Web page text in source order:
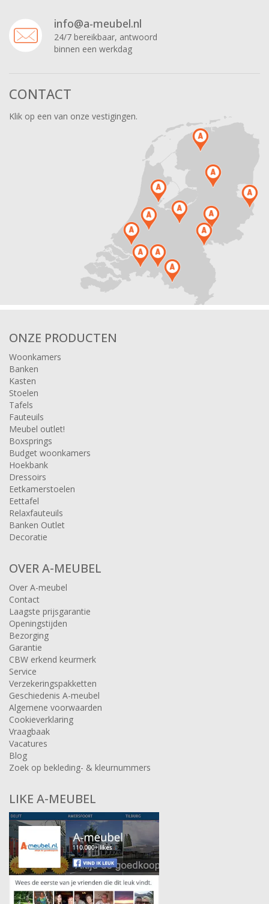
info@a-meubel.nl
24/7 bereikbaar, antwoord
binnen een werkdag
CONTACT
Klik op een van onze vestigingen.
ONZE PRODUCTEN
Woonkamers
Banken
Kasten
Stoelen
Tafels
Fauteuils
Meubel outlet!
Boxsprings
Budget woonkamers
Hoekbank
Dressoirs
Eetkamerstoelen
Eettafel
Relaxfauteuils
Banken Outlet
Decoratie
OVER A-MEUBEL
Over A-meubel
Contact
Laagste prijsgarantie
Openingstijden
Bezorging
Garantie
CBW erkend keurmerk
Service
Verzekeringspakketten
Geschiedenis A-meubel
Algemene voorwaarden
Cookieverklaring
Vraagbaak
Vacatures
Blog
Zoek op bekleding- & kleurnummers
LIKE A-MEUBEL